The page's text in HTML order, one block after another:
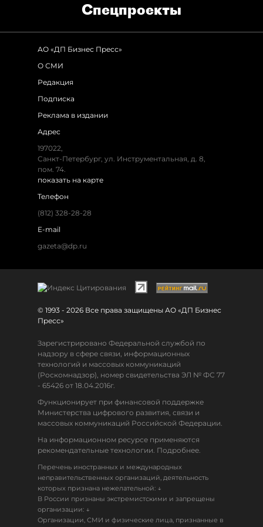
Спец­проекты
АО «ДП Бизнес Пресс»
О СМИ
Редакция
Подписка
Реклама в издании
Адрес
197022,
Санкт-Петербург, ул. Инструментальная, д. 8,
пом. 74.
показать на карте
Телефон
(812) 328-28-28
E-mail
gazeta@dp.ru
© 1993 - 2026 Все права защищены АО «ДП Бизнес
Пресс»
Зарегистрировано Федеральной службой по
надзору в сфере связи, информационных
технологий и массовых коммуникаций
(Роскомнадзор), номер свидетельства ЭЛ № ФС 77
- 65426 от 18.04.2016г.
Функционирует при финансовой поддержке
Министерства цифрового развития, связи и
массовых коммуникаций Российской Федерации.
На информационном ресурсе применяются
рекомендательные технологии. Подробнее.
Перечень иностранных и международных
неправительственных организаций, деятельность
которых признана нежелательной: ↓
В России признаны экстремистскими и запрещены
организации: ↓
Организации, СМИ и физические лица, признанные в